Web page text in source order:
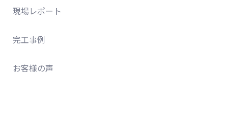
現場レポート
完工事例
お客様の声